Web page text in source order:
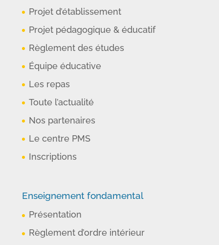
Projet d’établissement
Projet pédagogique & éducatif
Règlement des études
Équipe éducative
Les repas
Toute l’actualité
Nos partenaires
Le centre PMS
Inscriptions
Enseignement fondamental
Présentation
Règlement d’ordre intérieur